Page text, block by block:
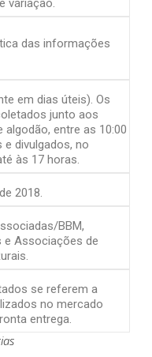
variação.
das informações
em dias úteis). Os
junto aos
algodão, entre as 10:00
e divulgados, no
às 17 horas.
2018.
BBM,
e Associações de
se referem a
no mercado
entrega.